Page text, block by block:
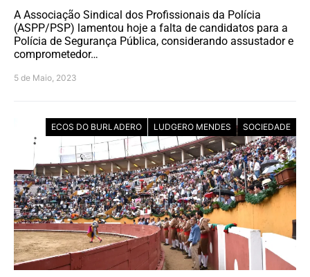
A Associação Sindical dos Profissionais da Polícia
(ASPP/PSP) lamentou hoje a falta de candidatos para a
Polícia de Segurança Pública, considerando assustador e
comprometedor…
5 de Maio, 2023
ECOS DO BURLADERO LUDGERO MENDES SOCIEDADE